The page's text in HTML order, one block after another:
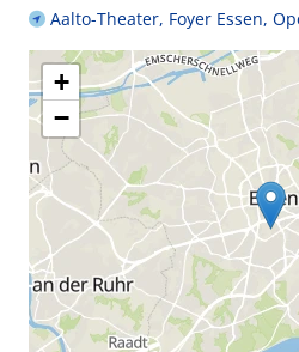
Aalto-Theater, Foyer Essen,
+
−